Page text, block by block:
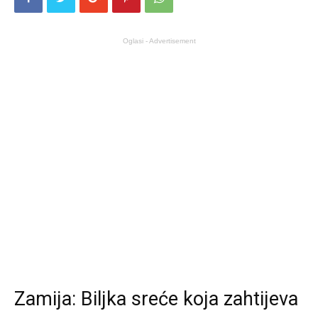
Oglasi - Advertisement
Zamija: Biljka sreće koja zahtijeva